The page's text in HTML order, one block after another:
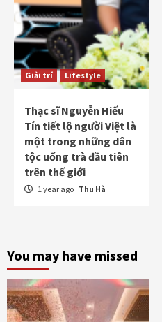
Giải trí Lifestyle
Thạc sĩ Nguyễn Hiếu
Tín tiết lộ người Việt là
một trong những dân
tộc uống trà đầu tiên
trên thế giới
1 year ago Thu Hà
You may have missed